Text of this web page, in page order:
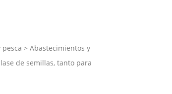
> Abastecimientos y
de semillas, tanto para